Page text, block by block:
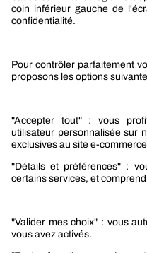
Boutique Berner Industry
Le groupe Berner
Nos produits
Sélection produits automobile
Sélection produits bâtiment
Promotions
Nouveautés mobilité